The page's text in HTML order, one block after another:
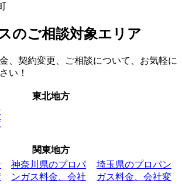
のご相談対象エリア
、契約変更、ご相談について、お気軽に
い！
東北地方
関東地方
神奈川県のプロパ
ンガス料金、会社
埼玉県のプロパン
ガス料金、会社変